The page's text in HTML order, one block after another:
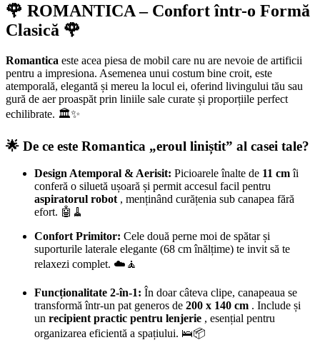
🌹 ROMANTICA – Confort într-o Formă
Clasică 🌹
Romantica este acea piesa de mobil care nu are nevoie de artificii
pentru a impresiona. Asemenea unui costum bine croit, este
atemporală, elegantă și mereu la locul ei, oferind livingului tău sau
gură de aer proaspăt prin liniile sale curate și proporțiile perfect
echilibrate. 🏛️✨
🌟 De ce este Romantica „eroul liniștit” al casei tale?
Design Atemporal & Aerisit: Picioarele înalte de 11 cmîi
conferă o siluetă ușoară și permit accesul facil pentru
aspiratorul robot , menținând curățenia sub canapea fără
efort. 🤖🧹
Confort Primitor: Cele două perne moi de spătar și
suporturile laterale elegante (68 cm înălțime) te invit să te
relaxezi complet. ☁️🧘
Funcționalitate 2-în-1: În doar câteva clipe, canapeaua se
transformă într-un pat generos de 200 x 140 cm . Include și
un recipient practic pentru lenjerie , esențial pentru
organizarea eficientă a spațiului. 🛌📦